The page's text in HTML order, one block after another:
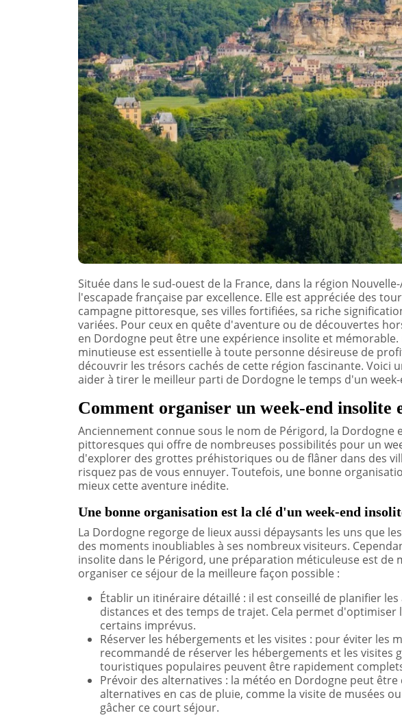
Située dans le sud-ouest de la France, dans la région
l'escapade française par excellence. Elle est appréciée des
campagne pittoresque, ses villes fortifiées, sa riche
variées. Pour ceux en quête d'aventure ou de découvertes
en Dordogne peut être une expérience insolite et
minutieuse est essentielle à toute personne désireuse de
découvrir les trésors cachés de cette région fascinante. Voici
aider à tirer le meilleur parti de Dordogne le temps d'un week-
Comment organiser un week-end insolite
Anciennement connue sous le nom de Périgord, la Dordogne
pittoresques qui offre de nombreuses possibilités pour un
d'explorer des grottes préhistoriques ou de flâner dans des
risquez pas de vous ennuyer. Toutefois, une bonne
mieux cette aventure inédite.
Une bonne organisation est la clé d'un week-end
La Dordogne regorge de lieux aussi dépaysants les uns que
des moments inoubliables à ses nombreux visiteurs.
insolite dans le Périgord, une préparation méticuleuse est de
organiser ce séjour de la meilleure façon possible :
Établir un itinéraire détaillé : il est conseillé de planifier
distances et des temps de trajet. Cela permet d'optimiser
certains imprévus.
Réserver les hébergements et les visites : pour éviter les
recommandé de réserver les hébergements et les visites
touristiques populaires peuvent être rapidement
Prévoir des alternatives : la météo en Dordogne peut
alternatives en cas de pluie, comme la visite de musées
gâcher ce court séjour.